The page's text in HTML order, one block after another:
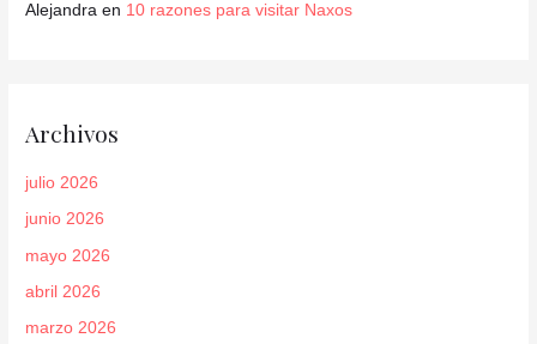
Alejandra en 10 razones para visitar Naxos
Archivos
julio 2026
junio 2026
mayo 2026
abril 2026
marzo 2026